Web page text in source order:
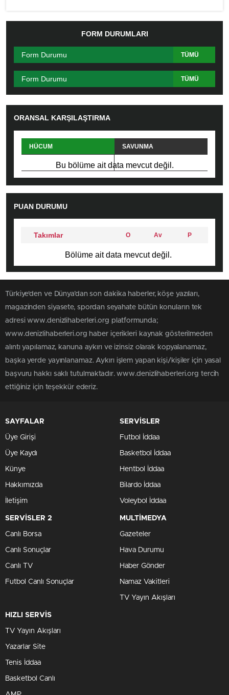
FORM DURUMLARI
Form Durumu TÜMÜ
Form Durumu TÜMÜ
ORANSAL KARŞILAŞTIRMA
HÜCUM SAVUNMA
FAUL
Bu bölüme ait data mevcut değil.
PUAN DURUMU
Takımlar P
Av
O
Bölüme ait data mevcut değil.
Türkiye'den ve Dünya’dan son dakika haberler, köşe yazıları,
magazinden siyasete, spordan seyahate bütün konuların tek
adresi www.denizlihaberleri.org platformunda;
www.denizlihaberleri.org haber içerikleri kaynak gösterilmeden
alıntı yapılamaz, kanuna aykırı ve izinsiz olarak kopyalanamaz,
başka yerde yayınlanamaz. Aykırı işlem yapan kişi/kişiler için yasal
başvuru hakkı saklı tutulmaktadır. www.denizlihaberleri.org tercih
ettiğiniz için teşekkür ederiz.
SAYFALAR
Üye Girişi
Üye Kaydı
Künye
Hakkımızda
İletişim
SERVİSLER
Futbol İddaa
Basketbol İddaa
Hentbol İddaa
Bilardo İddaa
Voleybol İddaa
SERVİSLER 2
Canlı Borsa
Canlı Sonuçlar
Canlı TV
Futbol Canlı Sonuçlar
MULTİMEDYA
Gazeteler
Hava Durumu
Haber Gönder
Namaz Vakitleri
TV Yayın Akışları
HIZLI SERVİS
TV Yayın Akışları
Yazarlar Site
Tenis İddaa
Basketbol Canlı